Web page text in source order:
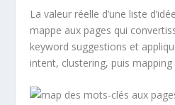
La valeur réelle d’une liste
mappe aux pages qui
keyword suggestions et
intent, clustering, puis